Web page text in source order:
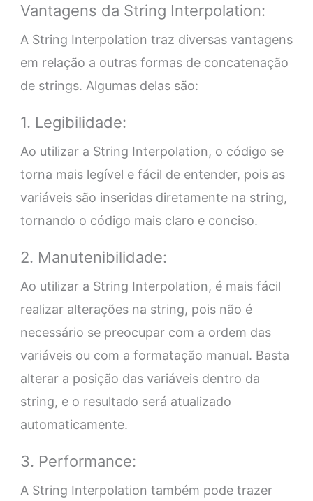
Vantagens da String Interpolation:
A String Interpolation traz diversas vantagens
em relação a outras formas de concatenação
de strings. Algumas delas são:
1. Legibilidade:
Ao utilizar a String Interpolation, o código se
torna mais legível e fácil de entender, pois as
variáveis são inseridas diretamente na string,
tornando o código mais claro e conciso.
2. Manutenibilidade:
Ao utilizar a String Interpolation, é mais fácil
realizar alterações na string, pois não é
necessário se preocupar com a ordem das
variáveis ou com a formatação manual. Basta
alterar a posição das variáveis dentro da
string, e o resultado será atualizado
automaticamente.
3. Performance:
A String Interpolation também pode trazer